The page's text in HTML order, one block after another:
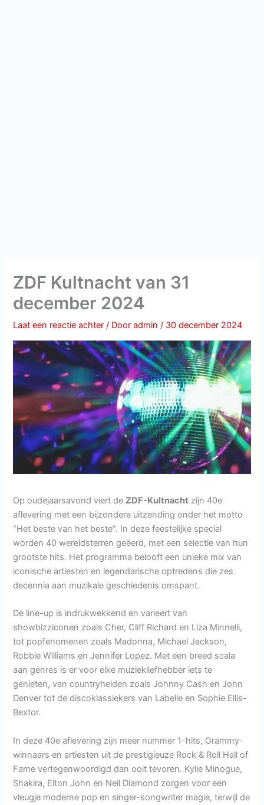
ZDF Kultnacht van 31
december 2024
Laat een reactie achter / Dooradmin/ 30 december 2024
Op oudejaarsavond viert deZDF-Kultnacht zijn 40e
aflevering met een bijzondere uitzending onder het motto
“Het beste van het beste”. In deze feestelijke special
worden 40 wereldsterren geëerd, met een selectie van hun
grootste hits. Het programma belooft een unieke mix van
iconische artiesten en legendarische optredens die zes
decennia aan muzikale geschiedenis omspant.
De line-up is indrukwekkend en varieert van
showbizziconen zoals Cher, Cliff Richard en Liza Minnelli,
tot popfenomenen zoals Madonna, Michael Jackson,
Robbie Williams en Jennifer Lopez. Met een breed scala
aan genres is er voor elke muziekliefhebber iets te
genieten, van countryhelden zoals Johnny Cash en John
Denver tot de discoklassiekers van Labelle en Sophie Ellis-
Bextor.
In deze 40e aflevering zijn meer nummer 1-hits, Grammy-
winnaars en artiesten uit de prestigieuze Rock & Roll Hall of
Fame vertegenwoordigd dan ooit tevoren. Kylie Minogue,
Shakira, Elton John en Neil Diamond zorgen voor een
vleugje moderne pop en singer-songwriter magie, terwijl de